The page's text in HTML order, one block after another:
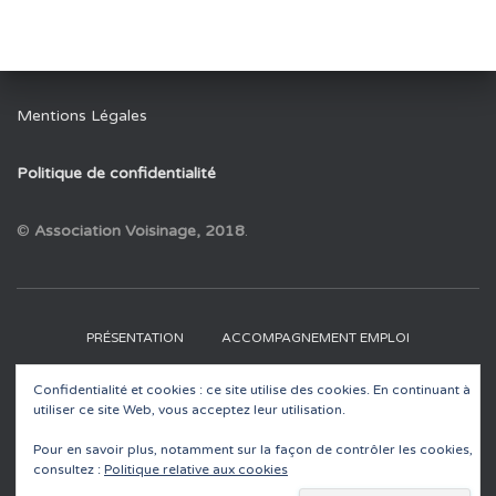
Mentions Légales
Politique de confidentialité
© Association Voisinage, 2018.
PRÉSENTATION ACCOMPAGNEMENT EMPLOI
RECYCLERIES EDUCATION À L’ENVIRONNEMENT
ACTUALITÉS CONTACT
Confidentialité et cookies : ce site utilise des cookies. En continuant à
utiliser ce site Web, vous acceptez leur utilisation.
Pour en savoir plus, notamment sur la façon de contrôler les cookies,
consultez : Politique relative aux cookies